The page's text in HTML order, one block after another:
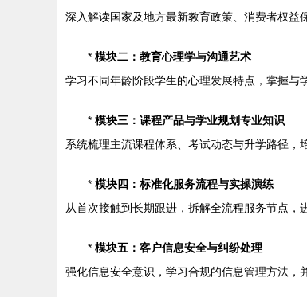
深入解读国家及地方最新教育政策、消费者权益
* 模块二：教育心理学与沟通艺术
学习不同年龄阶段学生的心理发展特点，掌握与
* 模块三：课程产品与学业规划专业知识
系统梳理主流课程体系、考试动态与升学路径，
* 模块四：标准化服务流程与实操演练
从首次接触到长期跟进，拆解全流程服务节点，
* 模块五：客户信息安全与纠纷处理
强化信息安全意识，学习合规的信息管理方法，